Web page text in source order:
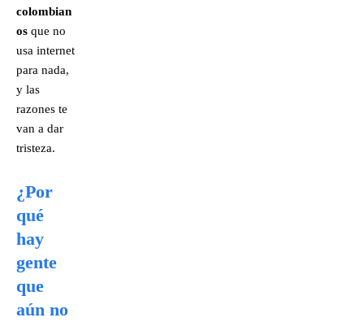
colombian
os que no
usa internet
para nada,
y las
razones te
van a dar
tristeza.
¿Por
qué
hay
gente
que
aún no